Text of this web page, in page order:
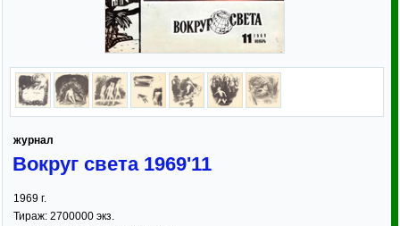
журнал
Вокруг света 1969'11
1969 г.
Тираж: 2700000 экз.